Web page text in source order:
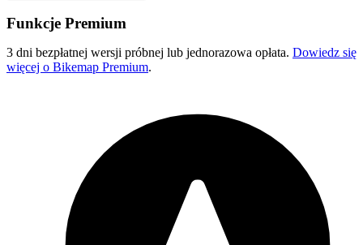
Funkcje Premium
3 dni bezpłatnej wersji próbnej lub jednorazowa opłata. Dowiedz się
więcej o Bikemap Premium.